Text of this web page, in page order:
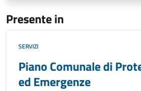
Presente in
SERVIZI
Piano Comunale di
ed Emergenze